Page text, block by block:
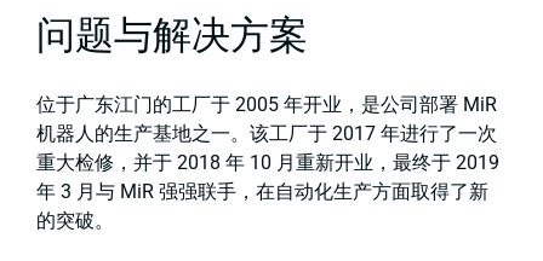
问题与解决方案
位于广东江门的工厂于 2005 年开业，是公司部署 MiR
机器人的生产基地之一。该工厂于 2017 年进行了一次
重大检修，并于 2018 年 10 月重新开业，最终于 2019
年 3 月与 MiR 强强联手，在自动化生产方面取得了新
的突破。